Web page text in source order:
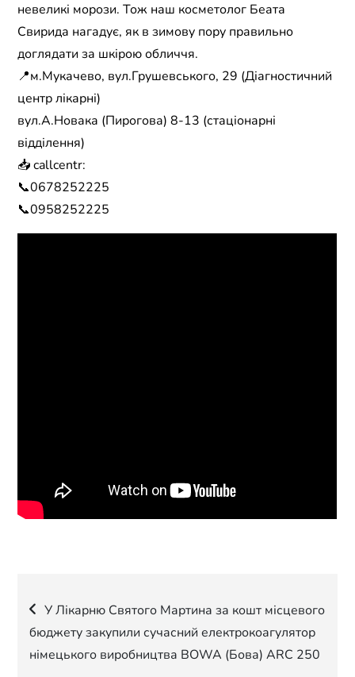
невеликі морози. Тож наш косметолог Беата
Свирида нагадує, як в зимову пору правильно
доглядати за шкірою обличчя.
📍м.Мукачево, вул.Грушевського, 29 (Діагностичний
центр лікарні)
вул.А.Новака (Пирогова) 8-13 (стаціонарні
відділення)
📥 callcentr:
📞0678252225
📞0958252225
Навігація
записів
У Лікарню Святого Мартина за кошт місцевого
бюджету закупили сучасний електрокоагулятор
німецького виробництва BOWA (Бова) ARC 250